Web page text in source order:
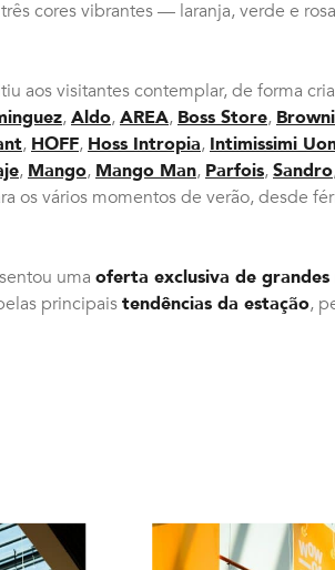
cores vibrantes — laranja, verde e
aos visitantes contemplar, de forma
,Aldo,AREA, Boss Store,
, HOFF, Hoss Intropia, Intimissimi
, Mango, Mango Man, Parfois,Sandro
os vários momentos de verão, desde
uma oferta exclusiva de
principaistendências da estação,